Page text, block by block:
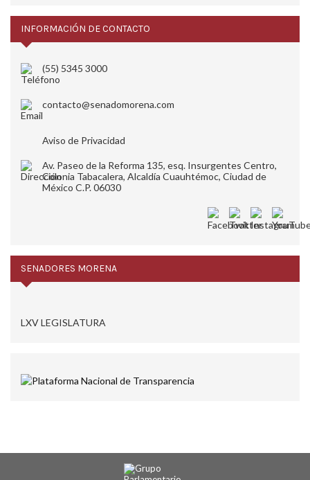
INFORMACIÓN DE CONTACTO
(55) 5345 3000
contacto@senadomorena.com
Aviso de Privacidad
Av. Paseo de la Reforma 135, esq. Insurgentes Centro,
Colonia Tabacalera, Alcaldía Cuauhtémoc, Ciudad de
México C.P. 06030
SENADORES MORENA
LXV LEGISLATURA